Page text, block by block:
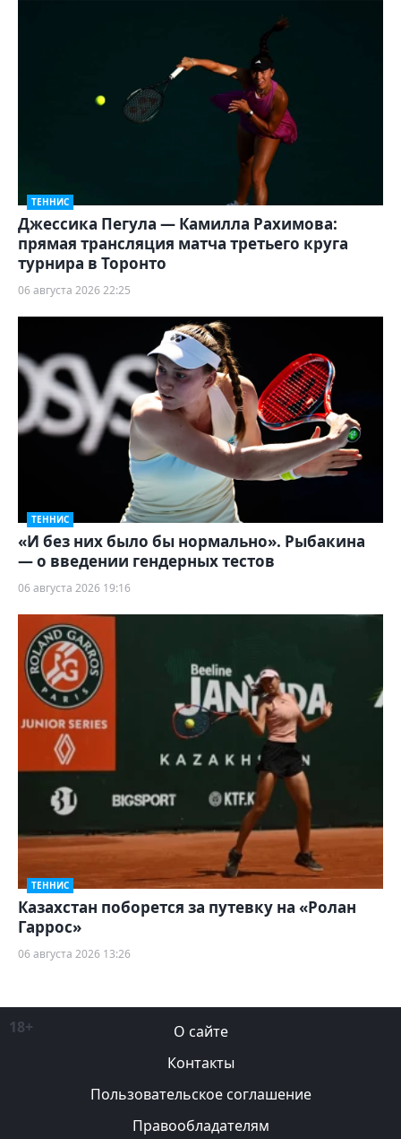
ТЕННИС
Джессика Пегула — Камилла Рахимова:
прямая трансляция матча третьего круга
турнира в Торонто
06 августа 2026 22:25
ТЕННИС
«И без них было бы нормально». Рыбакина
— о введении гендерных тестов
06 августа 2026 19:16
ТЕННИС
Казахстан поборется за путевку на «Ролан
Гаррос»
06 августа 2026 13:26
18+
О сайте
Контакты
Пользовательское соглашение
Правообладателям